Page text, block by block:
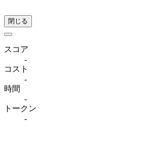
閉じる
スコア
-
コスト
-
時間
-
トークン
-